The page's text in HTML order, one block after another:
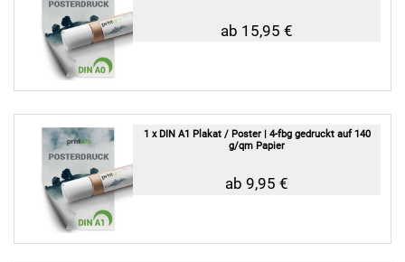
ab 15,95 €
1 x DIN A1 Plakat / Poster | 4-fbg gedruckt auf 140
g/qm Papier
ab 9,95 €